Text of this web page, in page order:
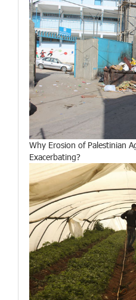
Why Erosion of Palestinian
Exacerbating?